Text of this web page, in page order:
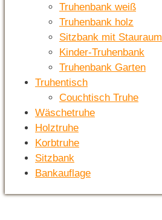
Truhenbank weiß
Truhenbank holz
Sitzbank mit Stauraum
Kinder-Truhenbank
Truhenbank Garten
Truhentisch
Couchtisch Truhe
Wäschetruhe
Holztruhe
Korbtruhe
Sitzbank
Bankauflage